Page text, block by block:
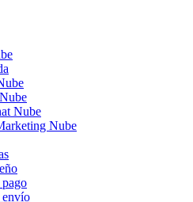
Nube
Nube
envío